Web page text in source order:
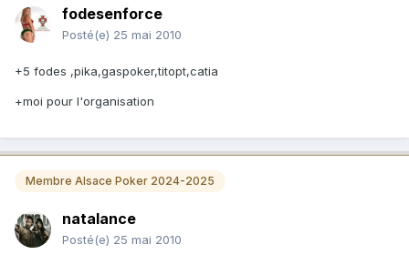
fodesenforce
Posté(e) 25 mai 2010
+5 fodes ,pika,gaspoker,titopt,catia
+moi pour l'organisation
Membre Alsace Poker 2024-2025
natalance
Posté(e) 25 mai 2010